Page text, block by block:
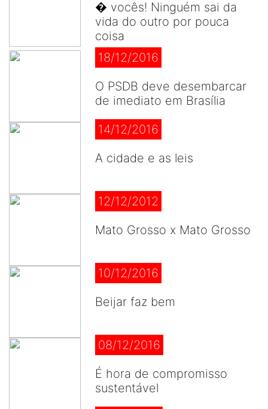
� vocês! Ninguém sai da
vida do outro por pouca
coisa
18/12/2016
O PSDB deve desembarcar
de imediato em Brasília
14/12/2016
A cidade e as leis
12/12/2012
Mato Grosso x Mato Grosso
10/12/2016
Beijar faz bem
08/12/2016
É hora de compromisso
sustentável